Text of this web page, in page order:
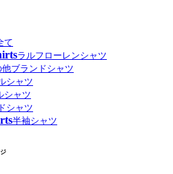
て
ラルフローレンシャツ
他ブランドシャツ
シャツ
シャツ
シャツ
半袖シャツ